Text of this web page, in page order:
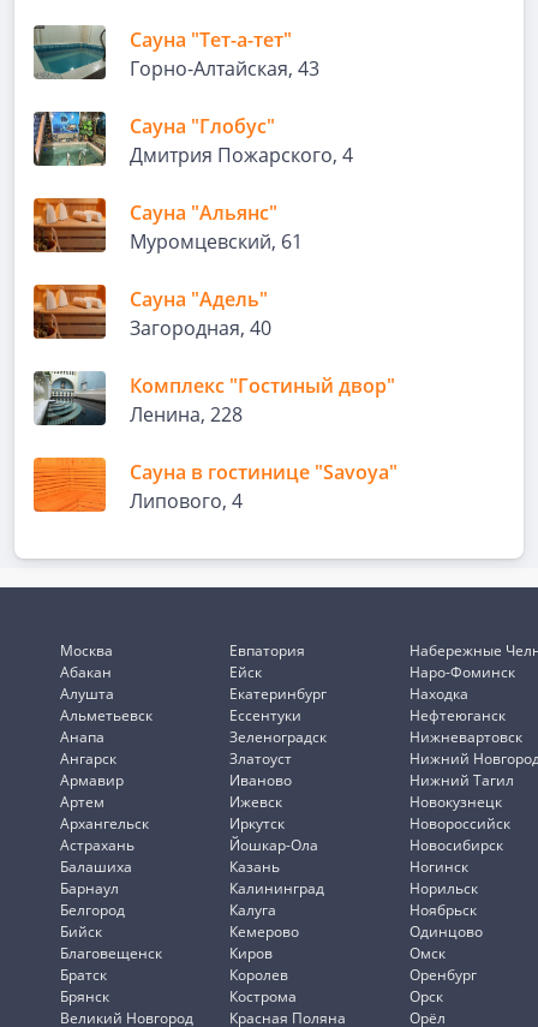
Сауна "Тет-а-тет"
Горно-Алтайская, 43
Сауна "Глобус"
Дмитрия Пожарского, 4
Сауна "Альянс"
Муромцевский, 61
Сауна "Адель"
Загородная, 40
Комплекс "Гостиный двор"
Ленина, 228
Сауна в гостинице "Savoya"
Липового, 4
Москва
Абакан
Алушта
Альметьевск
Анапа
Ангарск
Армавир
Артем
Архангельск
Астрахань
Балашиха
Барнаул
Белгород
Бийск
Благовещенск
Братск
Брянск
Великий Новгород
Евпатория
Ейск
Екатеринбург
Ессентуки
Зеленоградск
Златоуст
Иваново
Ижевск
Иркутск
Йошкар-Ола
Казань
Калининград
Калуга
Кемерово
Киров
Королев
Кострома
Красная Поляна
Набережные
Наро-Фоминск
Находка
Нефтеюганск
Нижневартовск
Нижний
Нижний Тагил
Новокузнецк
Новороссийск
Новосибирск
Ногинск
Норильск
Ноябрьск
Одинцово
Омск
Оренбург
Орск
Орёл